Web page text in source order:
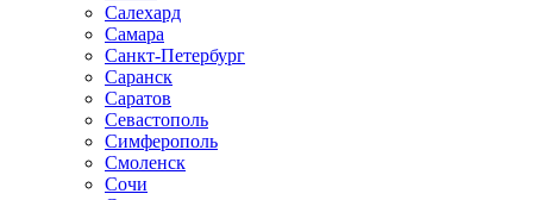
Салехард
Самара
Санкт-Петербург
Саранск
Саратов
Севастополь
Симферополь
Смоленск
Сочи